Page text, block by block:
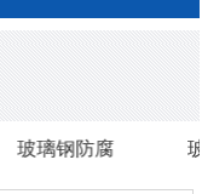
玻璃钢防腐